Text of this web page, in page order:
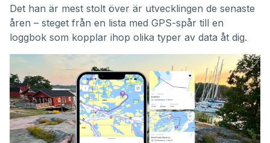
Det han är mest stolt över är utvecklingen de senaste
åren – steget från en lista med GPS-spår till en
loggbok som kopplar ihop olika typer av data åt dig.